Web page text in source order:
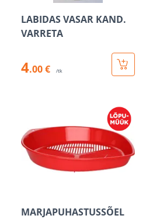
LABIDAS VASAR KAND.
VARRETA
4.00 € /tk
MARJAPUHASTUSSÕEL